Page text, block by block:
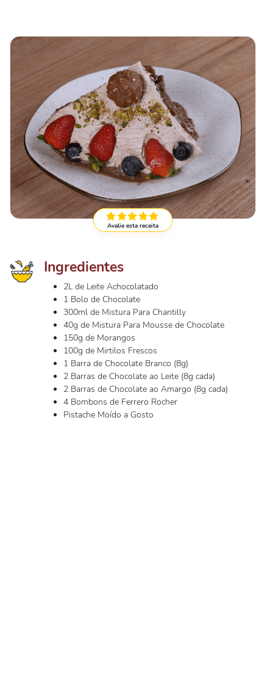
Avalie esta receita
Ingredientes
2L de Leite Achocolatado
1 Bolo de Chocolate
300ml de Mistura Para Chantilly
40g de Mistura Para Mousse de Chocolate
150g de Morangos
100g de Mirtilos Frescos
1 Barra de Chocolate Branco (8g)
2 Barras de Chocolate ao Leite (8g cada)
2 Barras de Chocolate ao Amargo (8g cada)
4 Bombons de Ferrero Rocher
Pistache Moído a Gosto